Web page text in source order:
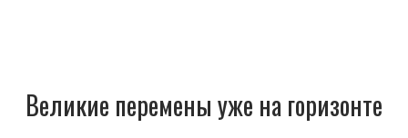
Великие перемены уже на горизонте